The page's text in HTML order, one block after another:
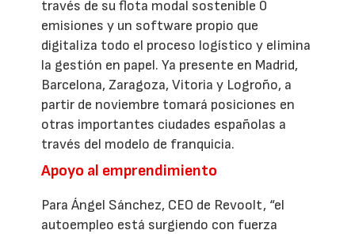
través de su flota modal sostenible 0
emisiones y un software propio que
digitaliza todo el proceso logístico y elimina
la gestión en papel. Ya presente en Madrid,
Barcelona, Zaragoza, Vitoria y Logroño, a
partir de noviembre tomará posiciones en
otras importantes ciudades españolas a
través del modelo de franquicia.
Apoyo al emprendimiento
Para Ángel Sánchez, CEO de Revoolt, “el
autoempleo está surgiendo con fuerza